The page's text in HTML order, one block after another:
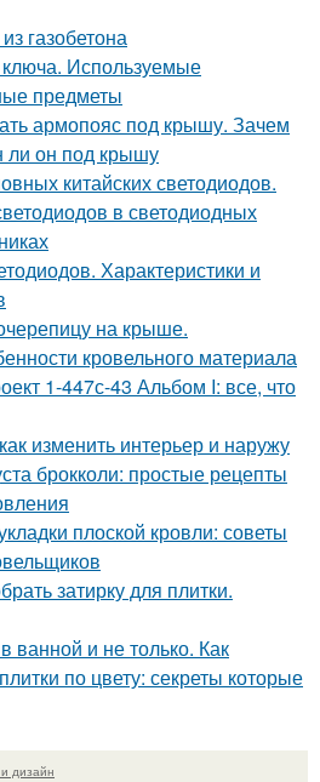
газобетона
Используемые
предметы
армопояс под крышу. Зачем
ли он под крышу
китайских светодиодов.
в светодиодных
Характеристики и
на крыше.
кровельного материала
1-447с-43 Альбом I: все, что
изменить интерьер и наружу
брокколи: простые рецепты
плоской кровли: советы
затирку для плитки.
ванной и не только. Как
по цвету: секреты которые
дизайн